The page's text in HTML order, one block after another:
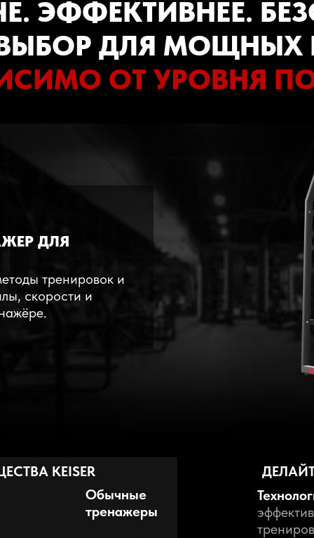
ЭФФЕКТИВНЕЕ.
ДЛЯ МОЩНЫХ
ОТ УРОВНЯ
ДЛЯ
тренировок и
скорости и
KEISER
Обычные
тренажеры